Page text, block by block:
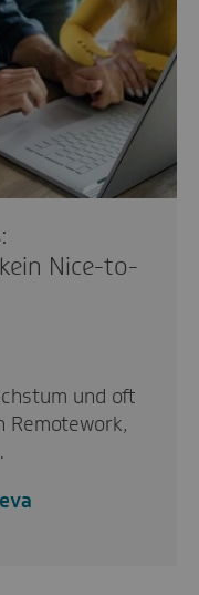
Nice-to-
und oft
Remotework,